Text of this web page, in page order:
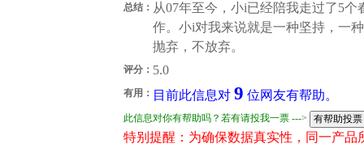
总结： 从07年至今，小i已经陪我走过了5
作。小i对我来说就是一种坚持，一
抛弃，不放弃。
评分： 5.0
有用： 目前此信息对 9 位网友有帮助。
此信息对你有帮助吗？若有请投我一票 --->
特别提醒：为确保数据真实性，同一产